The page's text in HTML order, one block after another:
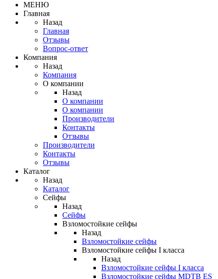
МЕНЮ
Главная
Назад
Главная
Отзывы
Вопрос-ответ
Компания
Назад
Компания
О компании
Назад
О компании
О компании
Производители
Контакты
Отзывы
Производители
Контакты
Отзывы
Каталог
Назад
Каталог
Сейфы
Назад
Сейфы
Взломостойкие сейфы
Назад
Взломостойкие сейфы
Взломостойкие сейфы I класса
Назад
Взломостойкие сейфы I класса
Взломостойкие сейфы MDTB ES